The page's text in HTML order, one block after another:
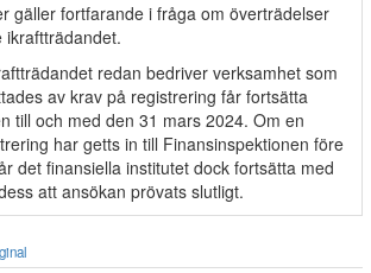
gäller fortfarande i fråga om överträdelser
ikraftträdandet.
redan bedriver verksamhet som
av krav på registrering får fortsätta
till och med den 31 mars 2024. Om en
har getts in till Finansinspektionen före
det finansiella institutet dock fortsätta med
att ansökan prövats slutligt.